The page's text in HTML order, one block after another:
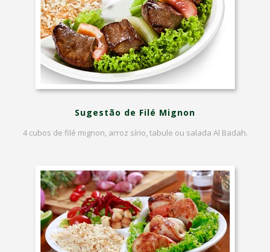
Sugestão de Filé Mignon
4 cubos de filé mignon, arroz sírio, tabule ou salada Al Badah.